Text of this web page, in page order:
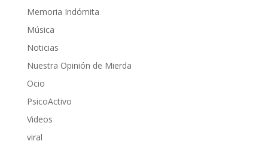
Memoria Indómita
Música
Noticias
Nuestra Opinión de Mierda
Ocio
PsicoActivo
Videos
viral